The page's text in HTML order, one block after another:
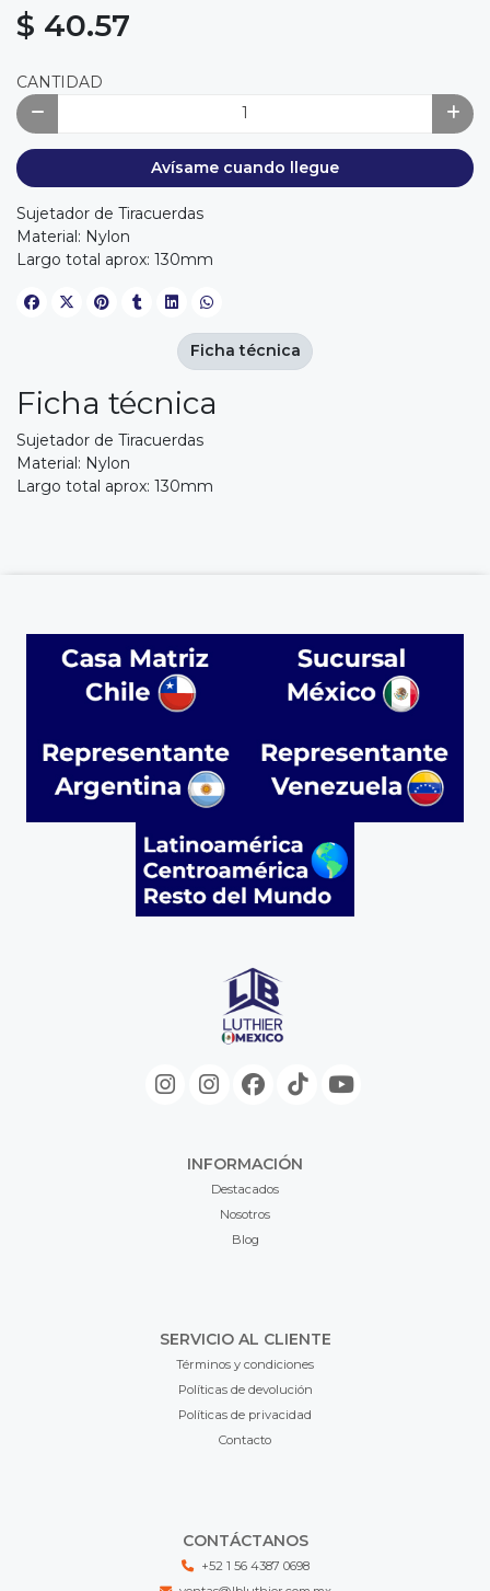
$ 40.57
CANTIDAD
Avísame cuando llegue
Sujetador de Tiracuerdas
Material: Nylon
Largo total aprox: 130mm
Ficha técnica
Sujetador de Tiracuerdas
Material: Nylon
Largo total aprox: 130mm
Ficha técnica
INFORMACIÓN
Destacados
Nosotros
Blog
SERVICIO AL CLIENTE
Términos y condiciones
Políticas de devolución
Políticas de privacidad
Contacto
CONTÁCTANOS
+52 1 56 4387 0698